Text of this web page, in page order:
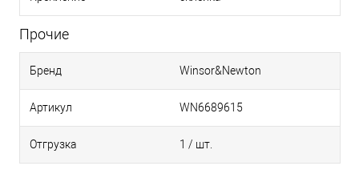
Прочие
Бренд Winsor&Newton
Артикул WN6689615
Отгрузка 1 / шт.